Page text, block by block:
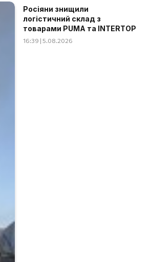
Росіяни знищили
логістичний склад з
товарами PUMA та INTERTOP
16:39 | 5.08.2026